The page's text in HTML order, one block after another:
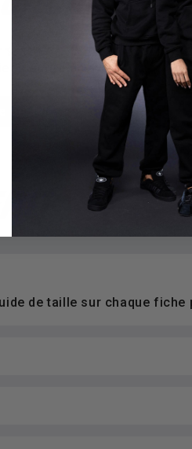
à écrire un avis
un avis
de taille sur chaque fiche